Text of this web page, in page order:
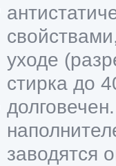
уходе
стирка до
заводятся